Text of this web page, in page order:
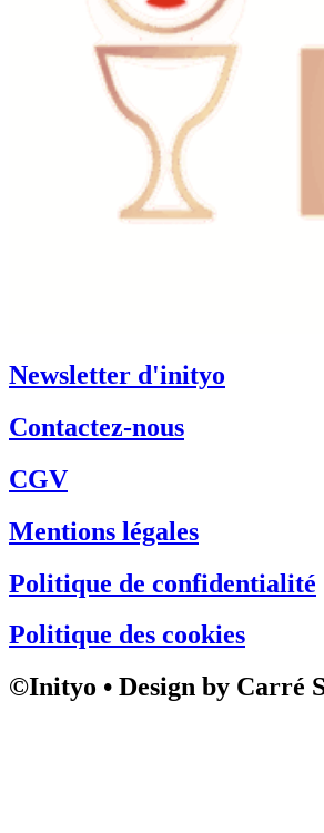
Newsletter d'inityo
Contactez-nous
CGV
Mentions légales
Politique de confidentialité
Politique des cookies
©Inityo • Design by Carré